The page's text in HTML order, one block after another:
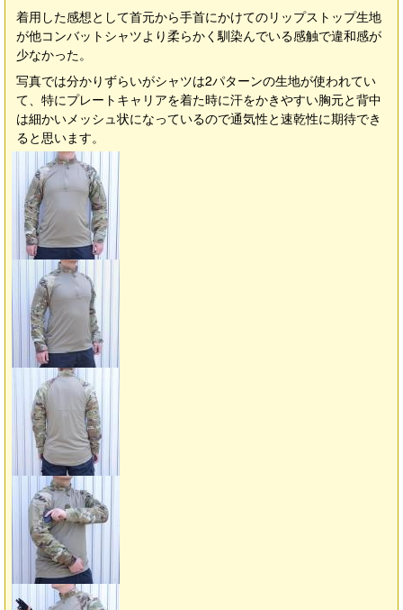
着用した感想として首元から手首にかけてのリップストップ生地
が他コンバットシャツより柔らかく馴染んでいる感触で違和感が
少なかった。
写真では分かりずらいがシャツは2パターンの生地が使われてい
て、特にプレートキャリアを着た時に汗をかきやすい胸元と背中
は細かいメッシュ状になっているので通気性と速乾性に期待でき
ると思います。